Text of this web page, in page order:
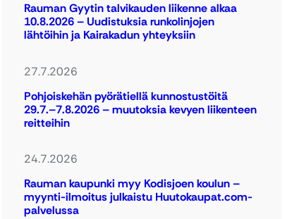
Rauman Gyytin talvikauden liikenne alkaa
10.8.2026 – Uudistuksia runkolinjojen
lähtöihin ja Kairakadun yhteyksiin
27.7.2026
Pohjoiskehän pyörätiellä kunnostustöitä
29.7.–7.8.2026 – muutoksia kevyen liikenteen
reitteihin
24.7.2026
Rauman kaupunki myy Kodisjoen koulun –
myynti-ilmoitus julkaistu Huutokaupat.com-
palvelussa